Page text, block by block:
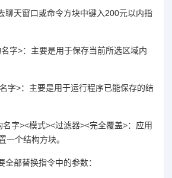
聊天窗口或命令方块中键入200元以内指
字>：主要是用于保存当前所选区域内
字>：主要是用于运行程序已能保存的结
字><模式><过滤器><完全覆盖>：应用
一个结构方块。
部替换指令中的参数：